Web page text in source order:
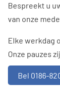
Bespreekt u
van onze
Elke werkdag
Onze pauzes
Bel 0186-